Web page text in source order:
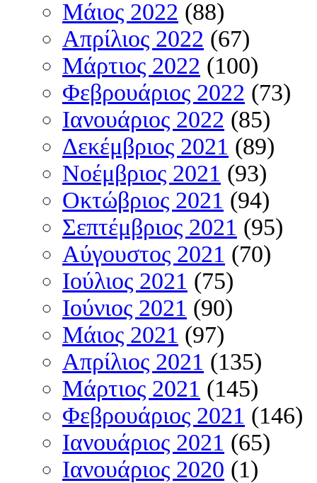
Μάιος 2022 (88)
Απρίλιος 2022 (67)
Μάρτιος 2022 (100)
Φεβρουάριος 2022 (73)
Ιανουάριος 2022 (85)
Δεκέμβριος 2021 (89)
Νοέμβριος 2021 (93)
Οκτώβριος 2021 (94)
Σεπτέμβριος 2021 (95)
Αύγουστος 2021 (70)
Ιούλιος 2021 (75)
Ιούνιος 2021 (90)
Μάιος 2021 (97)
Απρίλιος 2021 (135)
Μάρτιος 2021 (145)
Φεβρουάριος 2021 (146)
Ιανουάριος 2021 (65)
Ιανουάριος 2020 (1)